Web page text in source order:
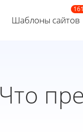
Шаблоны сайтов
Что